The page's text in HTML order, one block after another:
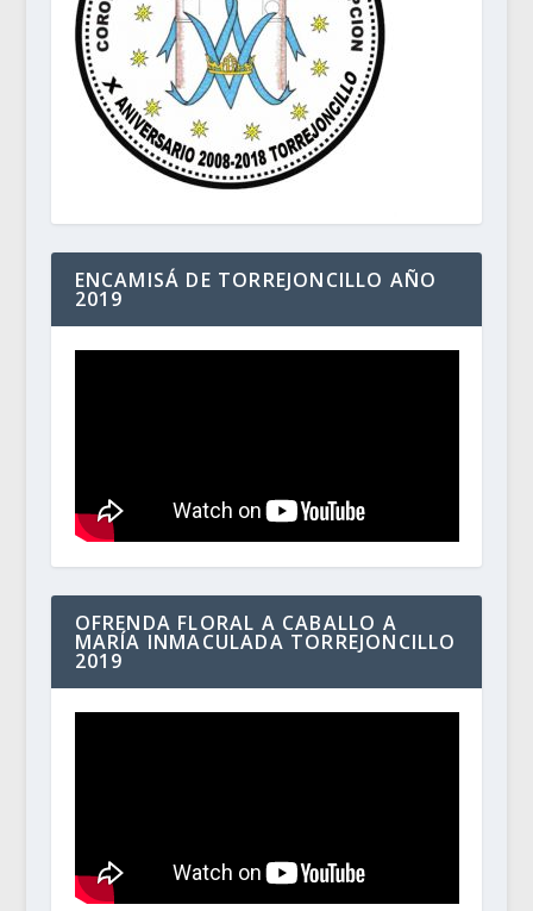
ENCAMISÁ DE TORREJONCILLO AÑO
2019
OFRENDA FLORAL A CABALLO A
MARÍA INMACULADA TORREJONCILLO
2019